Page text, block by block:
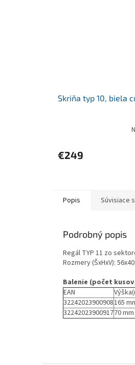
Skriňa typ 10, biela
€249
Popis Súvisiace
Podrobný popis
Regál TYP 11 zo
Rozmery (ŠxHxV):
Balenie (počet kusov
EAN
32242023900908165
3224202390091770 mm